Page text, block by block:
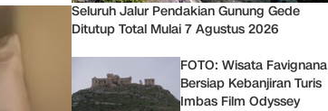
Seluruh Jalur Pendakian Gunung Gede
Ditutup Total Mulai 7 Agustus 2026
FOTO: Wisata Favignana
Bersiap Kebanjiran Turis
Imbas Film Odyssey